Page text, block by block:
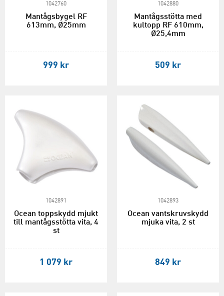
1042760
Mantågsbygel RF
613mm, Ø25mm
999 kr
1042880
Mantågsstötta med
kultopp RF 610mm,
Ø25,4mm
509 kr
1042891
Ocean toppskydd mjukt
till mantågsstötta vita, 4
st
1 079 kr
1042893
Ocean vantskruvskydd
mjuka vita, 2 st
849 kr